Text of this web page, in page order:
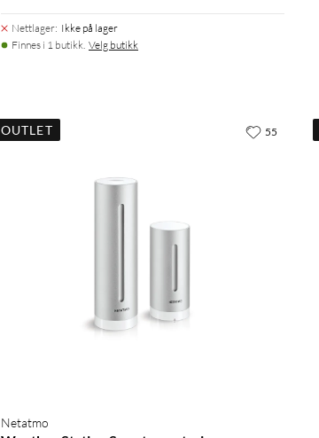
Nettlager: Ikke på lager
Finnes i 1 butikk. Velg butikk
OUTLET
Netatmo
55